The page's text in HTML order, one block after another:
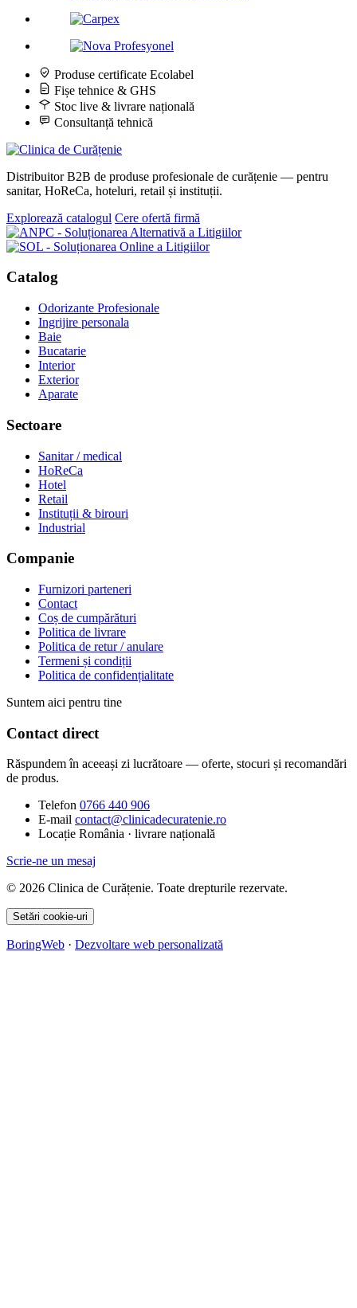
Produse certificate Ecolabel
Fișe tehnice & GHS
Stoc live & livrare națională
Consultanță tehnică
Distribuitor B2B de produse profesionale de curățenie — pentru
sanitar, HoReCa, hoteluri, retail și instituții.
Explorează catalogul Cere ofertă firmă
Catalog
Odorizante Profesionale
Ingrijire personala
Baie
Bucatarie
Interior
Exterior
Aparate
Sectoare
Sanitar / medical
HoReCa
Hotel
Retail
Instituții & birouri
Industrial
Companie
Furnizori parteneri
Contact
Coș de cumpărături
Politica de livrare
Politica de retur / anulare
Termeni și condiții
Politica de confidențialitate
Suntem aici pentru tine
Contact direct
Răspundem în aceeași zi lucrătoare — oferte, stocuri și recomandări
de produs.
Telefon 0766 440 906
E-mail contact@clinicadecuratenie.ro
Locație România · livrare națională
Scrie-ne un mesaj
© 2026 Clinica de Curățenie. Toate drepturile rezervate.
Setări cookie-uri
BoringWeb · Dezvoltare web personalizată